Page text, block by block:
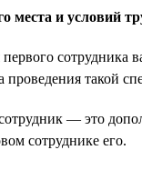
места и условий
такой
— это
сотруднике его.